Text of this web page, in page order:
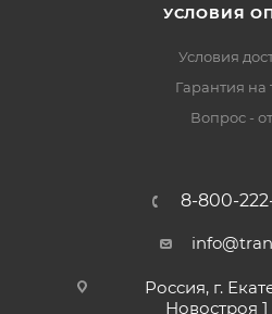
УСЛОВИЯ
Условия
Гарантия на
Вопрос -
8-800-
Россия, г.
Новостроя